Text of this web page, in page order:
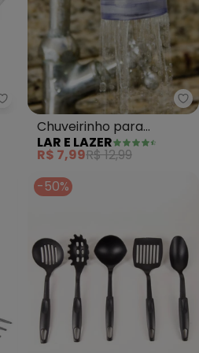
Lar e Lazer - Potiche
Chuveirinho para
Torneira 1 Peça
LAR E LAZER
R$ 7,99R$ 12,99
-50%